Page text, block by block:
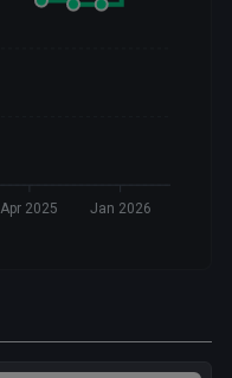
Apr 2025 Jan 2026